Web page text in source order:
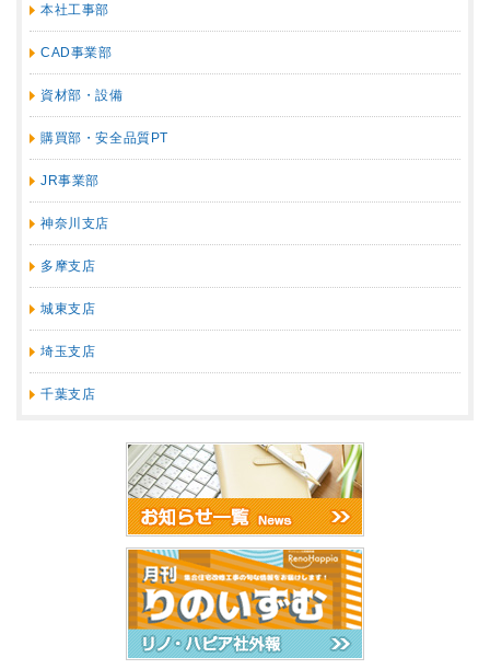
本社工事部
CAD事業部
資材部・設備
購買部・安全品質PT
JR事業部
神奈川支店
多摩支店
城東支店
埼玉支店
千葉支店